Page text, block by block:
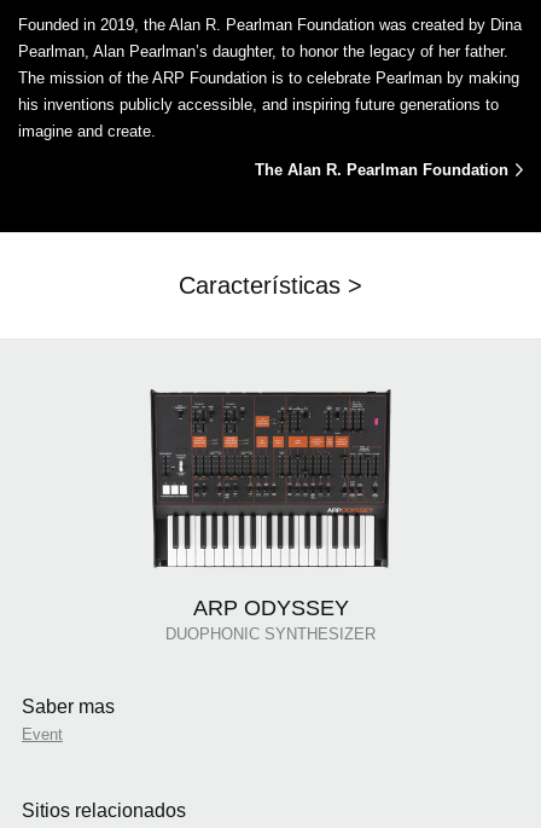
Founded in 2019, the Alan R. Pearlman Foundation was created by Dina
Pearlman, Alan Pearlman’s daughter, to honor the legacy of her father.
The mission of the ARP Foundation is to celebrate Pearlman by making
his inventions publicly accessible, and inspiring future generations to
imagine and create.
The Alan R. Pearlman Foundation
Características >
ARP ODYSSEY
DUOPHONIC SYNTHESIZER
Saber mas
Event
Sitios relacionados